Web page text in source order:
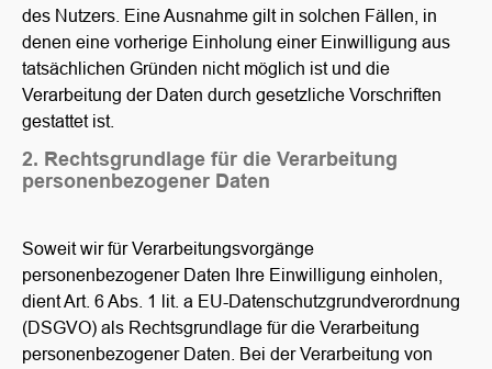
des Nutzers. Eine Ausnahme gilt in solchen Fällen, in
denen eine vorherige Einholung einer Einwilligung aus
tatsächlichen Gründen nicht möglich ist und die
Verarbeitung der Daten durch gesetzliche Vorschriften
gestattet ist.
2. Rechtsgrundlage für die Verarbeitung
personenbezogener Daten
Soweit wir für Verarbeitungsvorgänge
personenbezogener Daten Ihre Einwilligung einholen,
dient Art. 6 Abs. 1 lit. a EU-Datenschutzgrundverordnung
(DSGVO) als Rechtsgrundlage für die Verarbeitung
personenbezogener Daten. Bei der Verarbeitung von